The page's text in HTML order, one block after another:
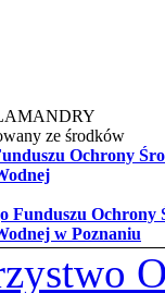
ze środków
Ochrony
Funduszu Ochrony
w Poznaniu